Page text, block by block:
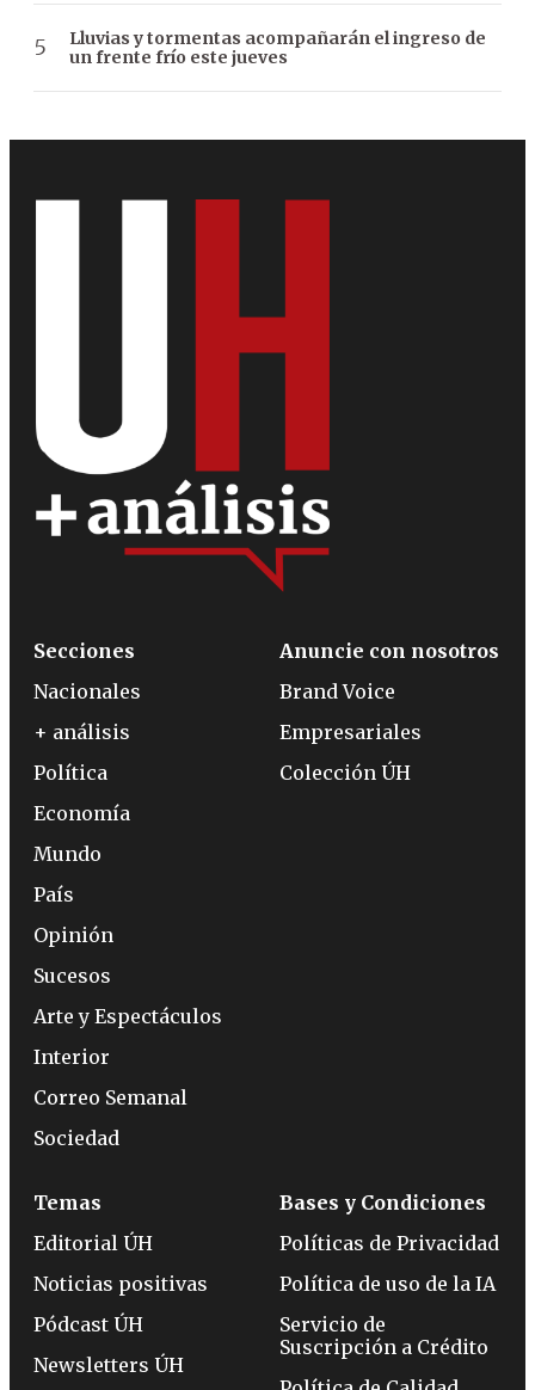
Lluvias y tormentas acompañarán el ingreso de
un frente frío este jueves
Secciones
Nacionales
+ análisis
Política
Economía
Mundo
País
Opinión
Sucesos
Arte y Espectáculos
Interior
Correo Semanal
Sociedad
Anuncie con nosotros
Brand Voice
Empresariales
Colección ÚH
Temas
Editorial ÚH
Noticias positivas
Pódcast ÚH
Newsletters ÚH
Bases y Condiciones
Políticas de Privacidad
Política de uso de la IA
Servicio de
Suscripción a Crédito